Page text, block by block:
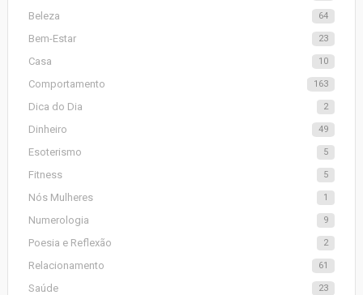
Beleza 64
Bem-Estar 23
Casa 10
Comportamento 163
Dica do Dia 2
Dinheiro 49
Esoterismo 5
Fitness 5
Nós Mulheres 1
Numerologia 9
Poesia e Reflexão 2
Relacionamento 61
Saúde 23